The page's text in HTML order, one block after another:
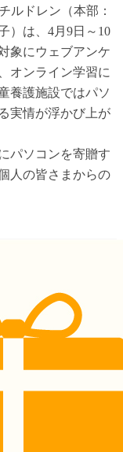
ルドレン（本部：
）は、4月9日～10
象にウェブアンケ
オンライン学習に
養護施設ではパソ
実情が浮かび上が
パソコンを寄贈す
人の皆さまからの